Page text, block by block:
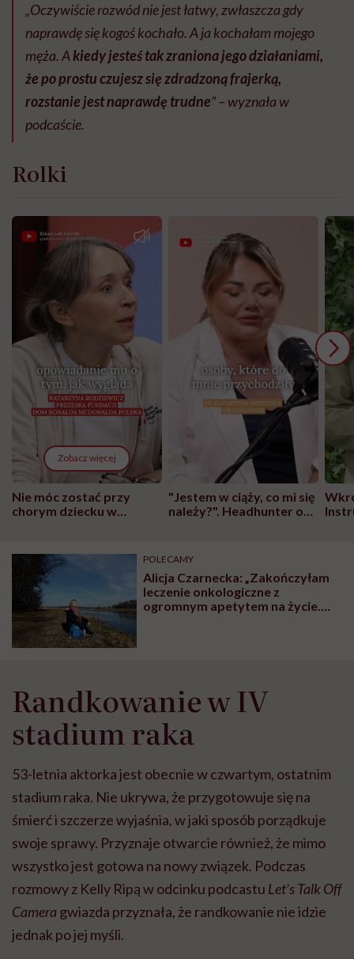
„Oczywiście rozwód nie jest łatwy, zwłaszcza gdy
naprawdę się kogoś kochało. A ja kochałam mojego
męża. A kiedy jesteś tak zraniona jego działaniami,
że po prostu czujesz się zdradzoną frajerką,
rozstanie jest naprawdę trudne” – wyznała w
podcaście.
Rolki
Zobacz więcej
Nie móc zostać przy
chorym dziecku w
może chyba tylko
głupota i brak
wyobraźni"
"Jestem w ciąży, co mi się
należy?". Headhunter o
pracy
POLECAMY
Alicja Czarnecka: „Zakończyłam
leczenie onkologiczne z
ogromnym apetytem na życie.
Randkowanie w IV
stadium raka
53-letnia aktorka jest obecnie w czwartym, ostatnim
stadium raka. Nie ukrywa, że przygotowuje się na
śmierć i szczerze wyjaśnia, w jaki sposób porządkuje
swoje sprawy. Przyznaje otwarcie również, że mimo
wszystko jest gotowa na nowy związek. Podczas
rozmowy z Kelly Ripą w odcinku podcastu Let’s Talk Off
Camera gwiazda przyznała, że randkowanie nie idzie
jednak po jej myśli.